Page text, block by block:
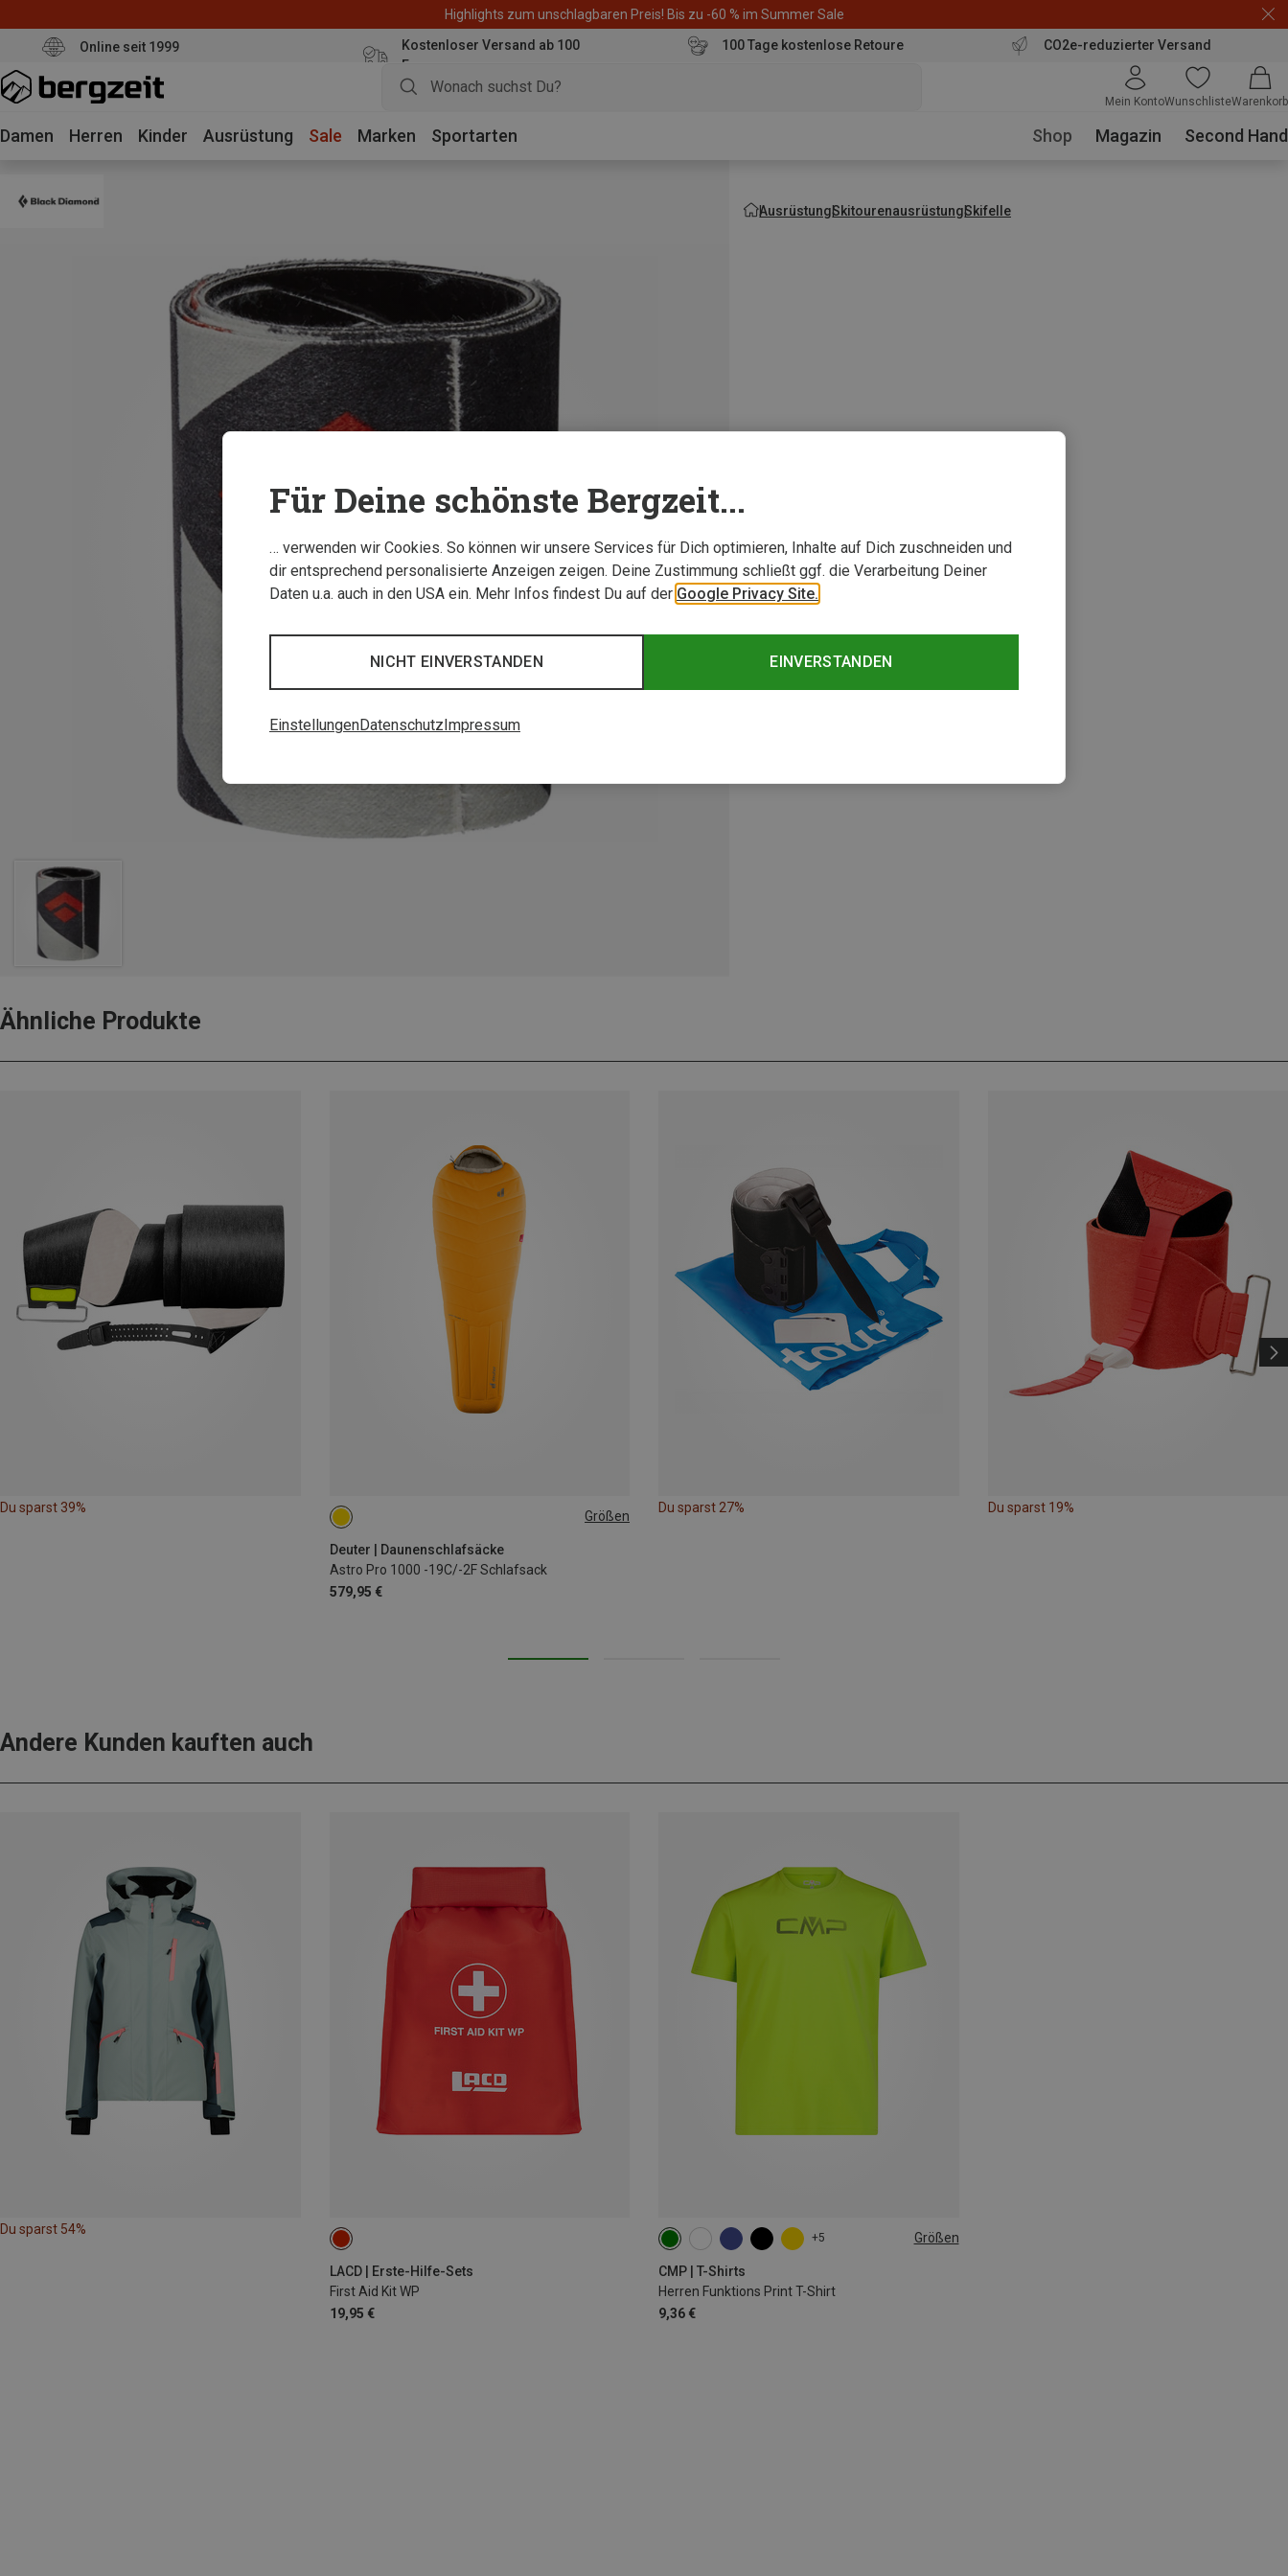
Highlights zum unschlagbaren Preis! Bis zu -60 % im Summer Sale
Online seit 1999
Kostenloser Versand ab 100
Euro
100 Tage kostenlose Retoure CO2e-reduzierter Versand
Mein KontoWunschlisteWarenkorb
Damen Herren Kinder Ausrüstung Sale Marken Sportarten Shop Magazin Second Hand
AusrüstungSkitourenausrüstungSkifelle
Ähnliche Produkte
Du sparst 39%
Größen
Deuter | Daunenschlafsäcke
Astro Pro 1000 -19C/-2F Schlafsack
579,95 €
MAX. 185CM | LEFT
Du sparst 27% Du sparst 19%
Andere Kunden kauften auch
Du sparst 54%
LACD | Erste-Hilfe-Sets
First Aid Kit WP
19,95 €
+5 Größen
CMP | T-Shirts
Herren Funktions Print T-Shirt
9,36 €
Für Deine schönste Bergzeit...
… verwenden wir Cookies. So können wir unsere Services für Dich optimieren, Inhalte auf Dich zuschneiden und
dir entsprechend personalisierte Anzeigen zeigen. Deine Zustimmung schließt ggf. die Verarbeitung Deiner
Daten u.a. auch in den USA ein. Mehr Infos findest Du auf der Google Privacy Site.
EINVERSTANDEN
NICHT EINVERSTANDEN
EinstellungenDatenschutz Impressum